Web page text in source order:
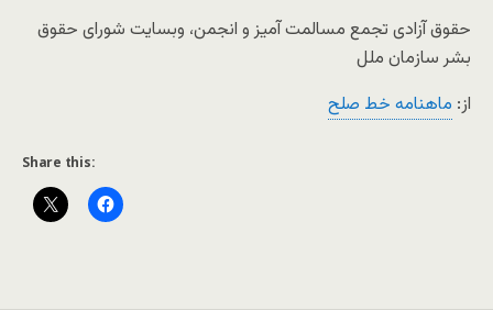
حقوق آزادی تجمع مسالمت آمیز و انجمن، وبسایت شورای حقوق
بشر سازمان ملل
از: ماهنامه خط صلح
Share this: